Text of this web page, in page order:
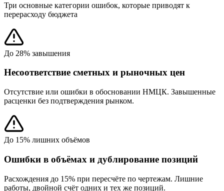
Три основные категории ошибок, которые приводят к
перерасходу бюджета
До 28% завышения
Несоответствие сметных и рыночных цен
Отсутствие или ошибки в обосновании НМЦК. Завышенные
расценки без подтверждения рынком.
До 15% лишних объёмов
Ошибки в объёмах и дублирование позиций
Расхождения до 15% при пересчёте по чертежам. Лишние
работы, двойной счёт одних и тех же позиций.